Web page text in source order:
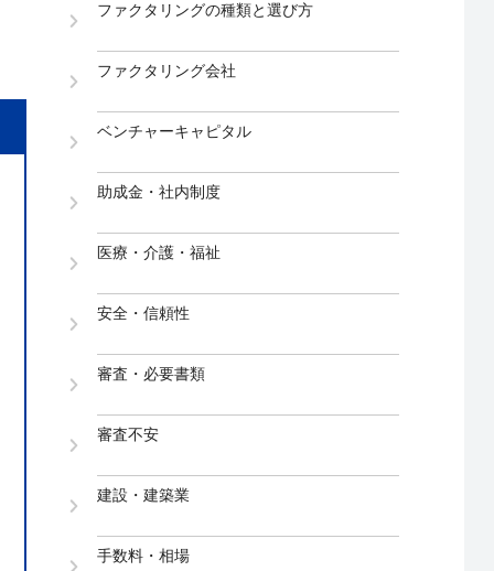
ファクタリングの種類と選び方
ファクタリング会社
ベンチャーキャピタル
助成金・社内制度
医療・介護・福祉
安全・信頼性
審査・必要書類
審査不安
建設・建築業
手数料・相場